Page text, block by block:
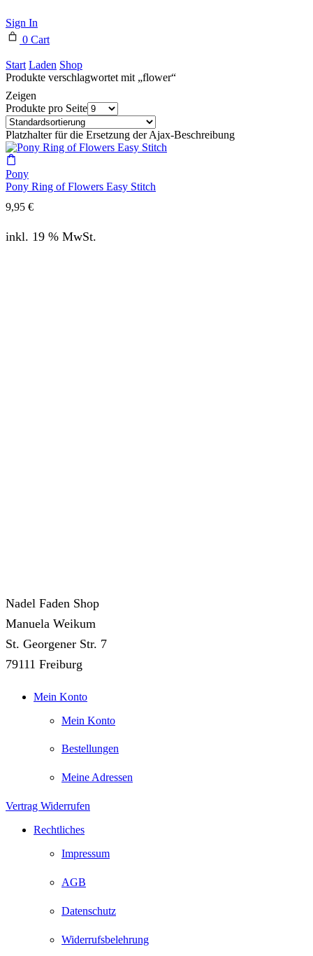
Sign In
0 Cart
Start Laden Shop
Produkte verschlagwortet mit „flower“
Zeigen
Produkte pro Seite
Platzhalter für die Ersetzung der Ajax-Beschreibung
Pony
Pony Ring of Flowers Easy Stitch
9,95 €
inkl. 19 % MwSt.
Nadel Faden Shop
Manuela Weikum
St. Georgener Str. 7
79111 Freiburg
Mein Konto
Mein Konto
Bestellungen
Meine Adressen
Vertrag Widerrufen
Rechtliches
Impressum
AGB
Datenschutz
Widerrufsbelehrung